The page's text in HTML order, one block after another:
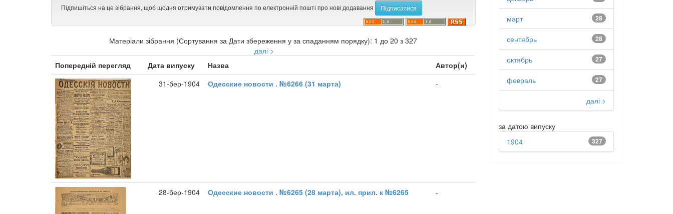
Підпишіться на це зібрання, щоб щодня отримувати повідомлення по електронній пошті про нові додавання
Матеріали зібрання (Сортування за Дати збереження у за спаданням порядку): 1 до 20 з 327
далі >
Попередній перегляд
Дата випуску Назва
Автор(и)
31-бер-1904
Одесские новости . №6266 (31 марта) -
28-бер-1904 Одесские новости . №6265 (28 марта), ил. прил. к №6265 -
28
март
28
сентябрь
27
октябрь
27
февраль
далі >
за датою випуску
327
1904